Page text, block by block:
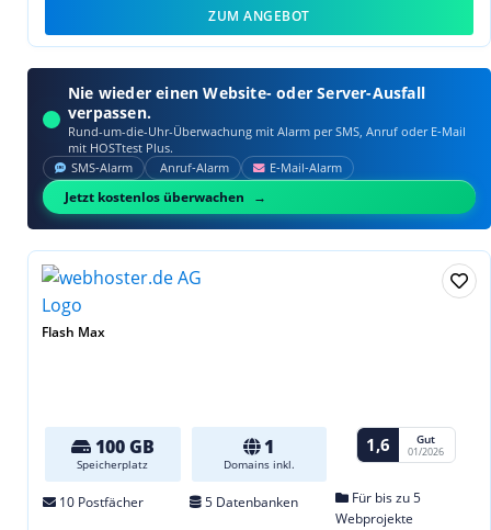
ZUM ANGEBOT
Nie wieder einen Website- oder Server-Ausfall
verpassen.
Rund-um-die-Uhr-Überwachung mit Alarm per SMS, Anruf oder E‑Mail
mit HOSTtest Plus.
SMS‑Alarm Anruf‑Alarm E‑Mail‑Alarm
Jetzt kostenlos überwachen
Flash Max
100 GB
Speicherplatz
1
Domains inkl.
1,6 Gut
01/2026
10 Postfächer 5 Datenbanken
Für bis zu 5
Webprojekte